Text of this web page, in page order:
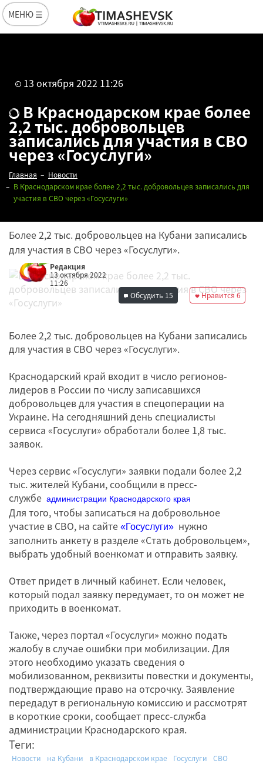
МЕНЮ ☰
13 октября 2022 11:26
В Краснодарском крае более
2,2 тыс. добровольцев
записались для участия в СВО
через «Госуслуги»
Главная
Новости
В Краснодарском крае более 2,2 тыс. добровольцев записались для
участия в СВО через «Госуслуги»
Более 2,2 тыс. добровольцев на Кубани записались
для участия в СВО через «Госуслуги».
Редакция
13 октября 2022
11:26
Нравится6
Обсудить 15
Более 2,2 тыс. добровольцев на Кубани записались
для участия в СВО через «Госуслуги».
Краснодарский край входит в число регионов-
лидеров в России по числу записавшихся
добровольцев для участия в спецоперации на
Украине. На сегодняшний день специалисты
сервиса «Госуслуги» обработали более 1,8 тыс.
заявок.
Через сервис «Госуслуги» заявки подали более 2,2
тыс. жителей Кубани, сообщили в пресс-
службе администрации Краснодарского края
Для того, чтобы записаться на добровольное
участие в СВО, на сайте «Госуслуги» нужно
заполнить анкету в разделе «Стать добровольцем»,
выбрать удобный военкомат и отправить заявку.
Ответ придет в личный кабинет. Если человек,
который подал заявку передумает, то он может не
приходить в военкомат.
Также, через портал «Госуслуги» можно подать
жалобу в случае ошибки при мобилизации. Для
этого необходимо указать сведения о
мобилизованном, реквизиты повестки и документы,
подтверждающие право на отсрочку. Заявление
передадут в региональную комиссию и рассмотрят
в короткие сроки, сообщает пресс-служба
администрации Краснодарского края.
Теги:
Новости на Кубани в Краснодарском крае Госуслуги СВО